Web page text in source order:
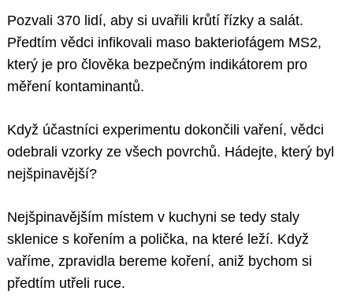
Pozvali 370 lidí, aby si uvařili krůtí řízky a salát.
Předtím vědci infikovali maso bakteriofágem MS2,
který je pro člověka bezpečným indikátorem pro
měření kontaminantů.
Když účastníci experimentu dokončili vaření, vědci
odebrali vzorky ze všech povrchů. Hádejte, který byl
nejšpinavější?
Nejšpinavějším místem v kuchyni se tedy staly
sklenice s kořením a polička, na které leží. Když
vaříme, zpravidla bereme koření, aniž bychom si
předtím utřeli ruce.